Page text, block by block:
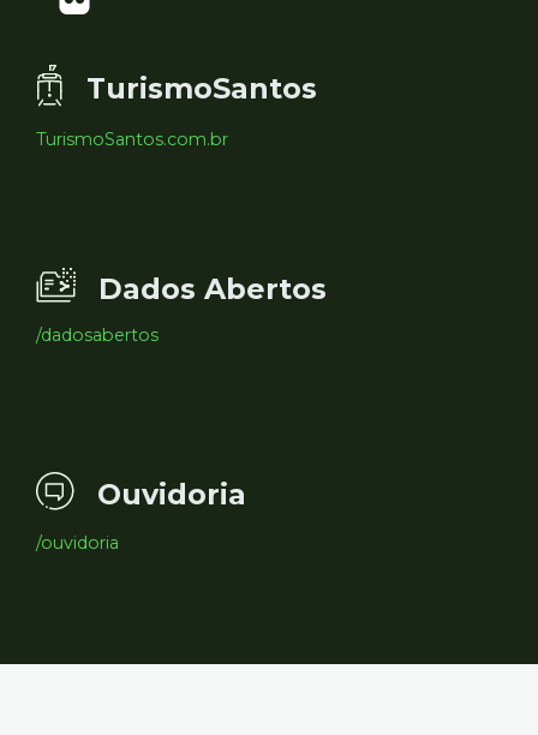
TurismoSantos
TurismoSantos.com.br
Dados Abertos
/dadosabertos
Ouvidoria
/ouvidoria